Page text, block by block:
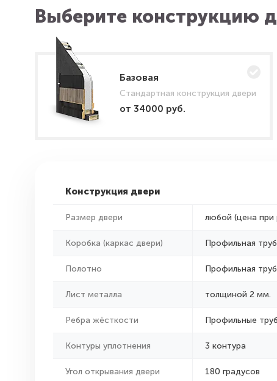
Выберите конструкцию
Базовая
Стандартная конструкция двери
от 34000 руб.
Конструкция двери
Размер двери любой (цена
Коробка (каркас двери) Профильная
Полотно Профильная
Лист металла толщиной 2 мм.
Ребра жёсткости Профильные
Контуры уплотнения 3 контура
Угол открывания двери 180 градусов